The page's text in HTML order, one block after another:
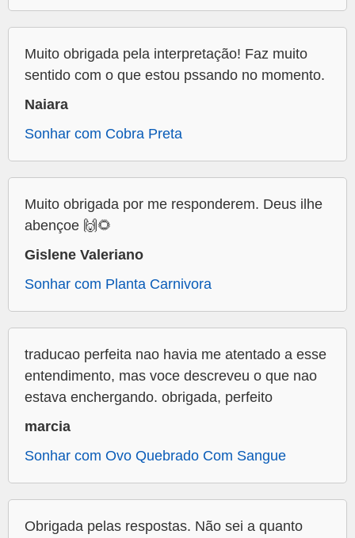
Muito obrigada pela interpretação! Faz muito
sentido com o que estou pssando no momento.
Naiara
Sonhar com Cobra Preta
Muito obrigada por me responderem. Deus ilhe
abençoe 🙌🌻
Gislene Valeriano
Sonhar com Planta Carnivora
traducao perfeita nao havia me atentado a esse
entendimento, mas voce descreveu o que nao
estava enchergando. obrigada, perfeito
marcia
Sonhar com Ovo Quebrado Com Sangue
Obrigada pelas respostas. Não sei a quanto